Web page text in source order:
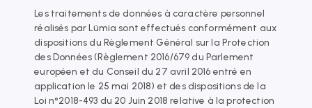
Les traitements de données à caractère personnel
réalisés par Lümia sont effectués conformément aux
dispositions du Règlement Général sur la Protection
des Données (Règlement 2016/679 du Parlement
européen et du Conseil du 27 avril 2016 entré en
application le 25 mai 2018) et des dispositions de la
Loi n°2018-493 du 20 Juin 2018 relative à la protection